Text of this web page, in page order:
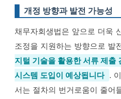
개정 방향과 발전 가능성
채무자회생법은 앞으로 더욱
조정을 지원하는 방향으로 발
지털 기술을 활용한 서류 제출
시스템 도입이 예상됩니다 .
서는 절차의 번거로움이 줄어